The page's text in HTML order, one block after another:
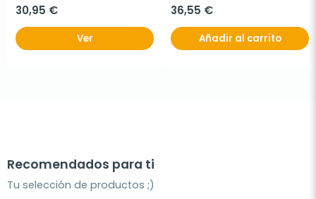
30,95 €
Ver
36,55 €
Añadir al carrito
Recomendados para ti
Tu selección de productos ;)